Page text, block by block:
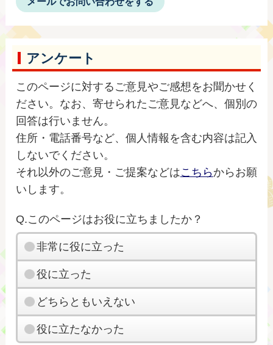
アンケート
このページに対するご意見やご感想をお聞かせく
ださい。なお、寄せられたご意見などへ、個別の
回答は行いません。
住所・電話番号など、個人情報を含む内容は記入
しないでください。
それ以外のご意見・ご提案などはこちらからお願
いします。
Q.このページはお役に立ちましたか？
非常に役に立った
役に立った
どちらともいえない
役に立たなかった